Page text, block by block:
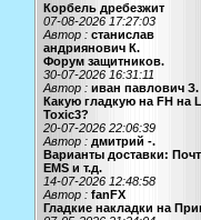
Корбель дребезжит
07-08-2026 17:27:03
Автор : станислав
андриянович К.
Форум защитников.
30-07-2026 16:31:11
Автор : иван павлович З.
Какую гладкую на FH на
Toxic3?
20-07-2026 22:06:39
Автор : дмитрий -.
Варианты доставки:
EMS и т.д.
14-07-2026 12:48:58
Автор : fanFX
Гладкие накладки на